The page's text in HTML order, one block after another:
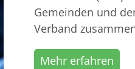
Gemeinden und
Verband
Mehr erfahren